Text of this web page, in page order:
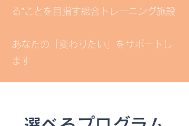
る”ことを目指す総合トレーニング施設
​あなたの「変わりたい」をサポートし
ます